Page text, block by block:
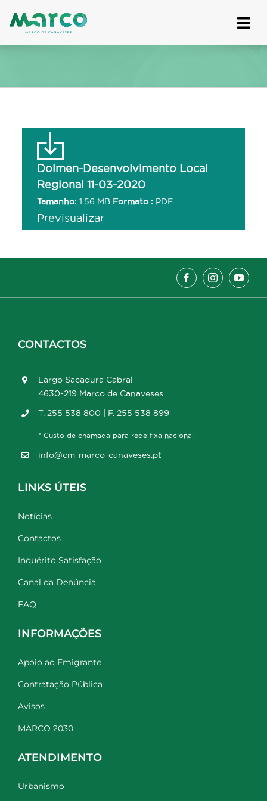
to
Dolmen-Desenvolvimento Local
Regional 11-03-2020
Tamanho: 1.56 MB Formato : PDF
Previsualizar
CONTACTOS
Largo Sacadura Cabral
4630-219 Marco de Canaveses
T. 255 538 800 | F. 255 538 899
* Custo de chamada para rede fixa nacional
info@cm-marco-canaveses.pt
LINKS ÚTEIS
Notícias
Contactos
Inquérito Satisfação
Canal da Denúncia
FAQ
INFORMAÇÕES
Apoio ao Emigrante
Contratação Pública
Avisos
MARCO 2030
ATENDIMENTO
Urbanismo